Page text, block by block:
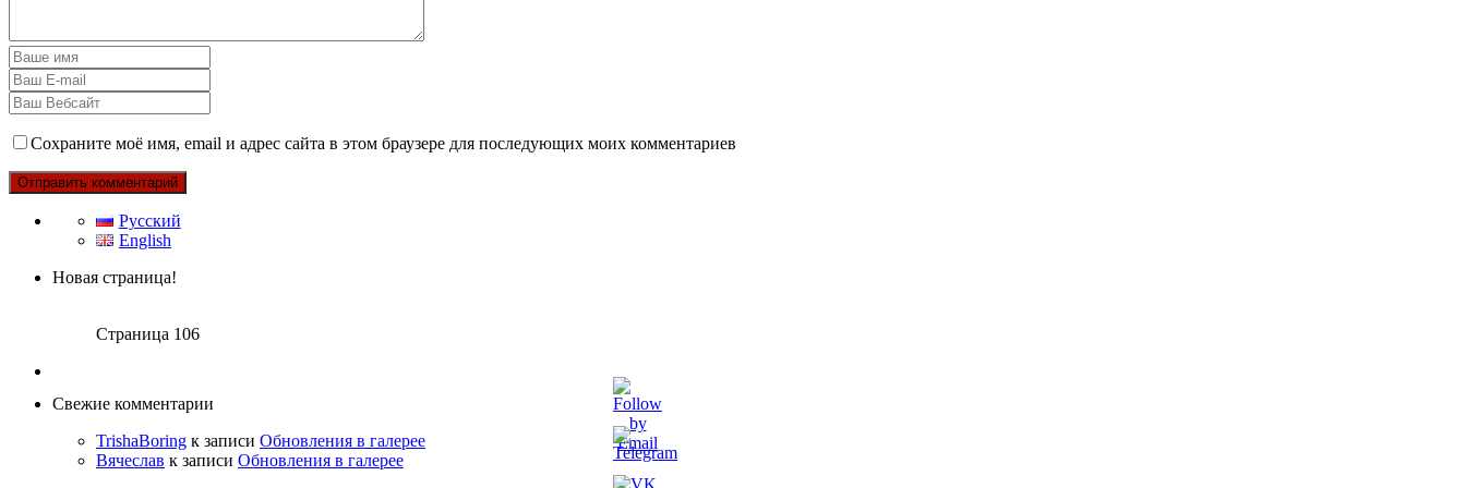
Сохраните моё имя, email и адрес сайта в этом браузере для последующих моих комментариев
Русский
English
Новая страница!
Страница 106
Свежие комментарии
TrishaBoring к записи Обновления в галерее
Вячеслав к записи Обновления в галерее